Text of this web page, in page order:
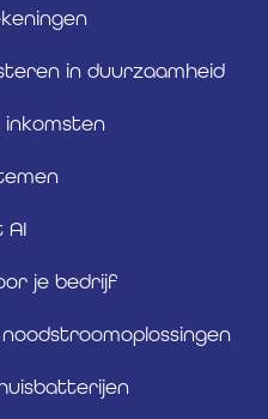
in duurzaamheid
AI
je bedrijf